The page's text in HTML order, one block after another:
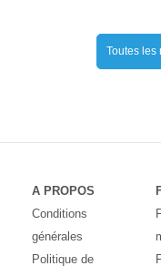
Toutes les
A PROPOS
Conditions
générales
Politique de